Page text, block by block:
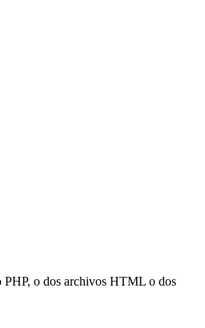
PHP, o dos archivos HTML o dos